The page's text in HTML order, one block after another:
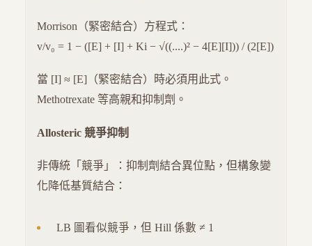
Morrison（緊密結合）方程式：
v/v₀ = 1 − ([E] + [I] + Ki − √((....)² − 4[E][I])) / (2[E])
當 [I] ≈ [E]（緊密結合）時必須用此式。
Methotrexate 等高親和抑制劑。
Allosteric 競爭抑制
非傳統「競爭」：抑制劑結合異位點，但構象變
化降低基質結合：
LB 圖看似競爭，但 Hill 係數 ≠ 1